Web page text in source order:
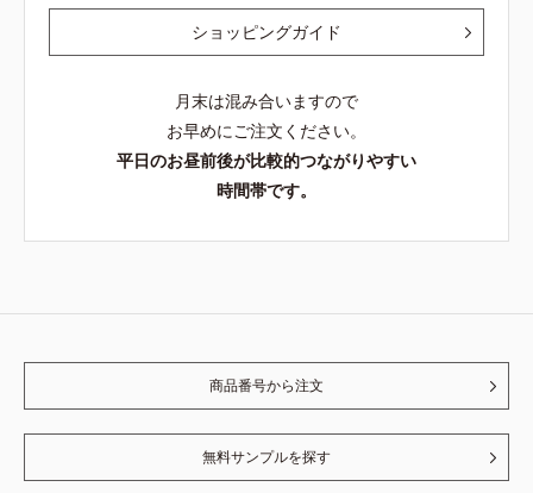
ショッピングガイド
月末は混み合いますので
お早めにご注文ください。
平日のお昼前後が比較的つながりやすい
時間帯です。
商品番号から注文
無料サンプルを探す